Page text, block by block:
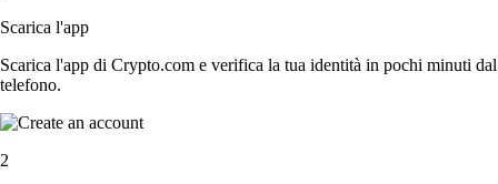
Scarica l'app
Scarica l'app di Crypto.com e verifica la tua identità in pochi minuti dal
telefono.
2